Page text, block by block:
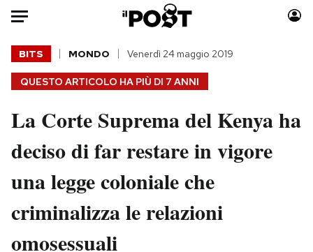
Auto
HOME
Italia
Politica
Tecnologia
Internet
Scienza
Moda
Consumismi
Storie/Idee
Media
QUESTO ARTICOLO HA PIÙ DI 7 ANNI
BITS MONDO Venerdì 24 maggio 2019
La Corte Suprema del Kenya ha
deciso di far restare in vigore
una legge coloniale che
criminalizza le relazioni
omosessuali